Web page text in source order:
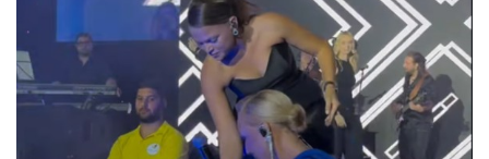
LEPA BRENA SE SRUŠILA
USRED NASTUPA,
PEVAČICI HITNO
UKAZANA POMOĆ!
Momentalno prekinut
program, snimak završio
na internetu!